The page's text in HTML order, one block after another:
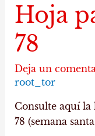
Hoja
78
Deja un
root_tor
Consulte aquí
78 (semana